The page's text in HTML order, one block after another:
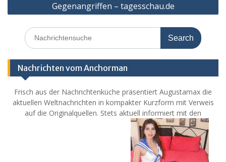
Gegenangriffen – tagesschau.de
Search
for:
Nachrichten vom Anchorman
Frisch aus der Nachrichtenküche präsentiert Augustamax die
aktuellen Weltnachrichten in kompakter Kurzform mit Verweis
auf die Originalquellen. Stets aktuell informiert mit den